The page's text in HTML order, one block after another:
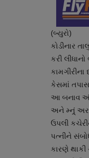
(બ્યુરો)
કોડીનાર
કરી
કેસમાં
આ બનાવ અંગે
અને મ્ન્ર્ં
ઉપલી
પત્નીને
કારણે થાકી